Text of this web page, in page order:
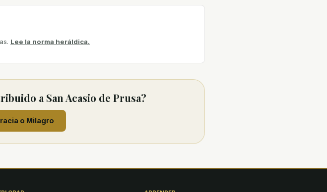
Lee la norma heráldica.
a San Acasio de Prusa?
o Milagro